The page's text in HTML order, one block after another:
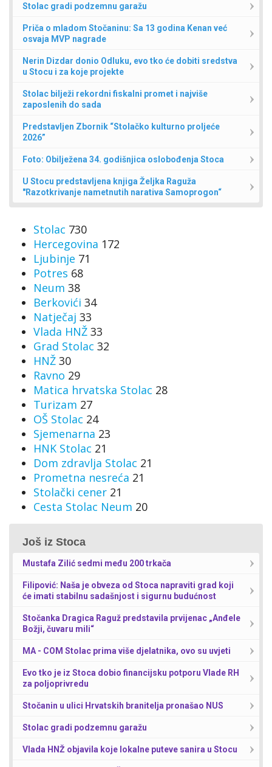
Stolac gradi podzemnu garažu
Priča o mladom Stočaninu: Sa 13 godina Kenan već
osvaja MVP nagrade
Nerin Dizdar donio Odluku, evo tko će dobiti sredstva
u Stocu i za koje projekte
Stolac bilježi rekordni fiskalni promet i najviše
zaposlenih do sada
Predstavljen Zbornik “Stolačko kulturno proljeće
2026”
Foto: Obilježena 34. godišnjica oslobođenja Stoca
U Stocu predstavljena knjiga Željka Raguža
"Razotkrivanje nametnutih narativa Samoprogon“
Stolac 730
Hercegovina 172
Ljubinje 71
Potres 68
Neum 38
Berkovići 34
Natječaj 33
Vlada HNŽ 33
Grad Stolac 32
HNŽ 30
Ravno 29
Matica hrvatska Stolac 28
Turizam 27
OŠ Stolac 24
Sjemenarna 23
HNK Stolac 21
Dom zdravlja Stolac 21
Prometna nesreća 21
Stolački cener 21
Cesta Stolac Neum 20
Još iz Stoca
Mustafa Zilić sedmi među 200 trkača
Filipović: Naša je obveza od Stoca napraviti grad koji
će imati stabilnu sadašnjost i sigurnu budućnost
Stočanka Dragica Raguž predstavila prvijenac „Anđele
Božji, čuvaru mili“
MA - COM Stolac prima više djelatnika, ovo su uvjeti
Evo tko je iz Stoca dobio financijsku potporu Vlade RH
za poljoprivredu
Stočanin u ulici Hrvatskih branitelja pronašao NUS
Stolac gradi podzemnu garažu
Vlada HNŽ objavila koje lokalne puteve sanira u Stocu